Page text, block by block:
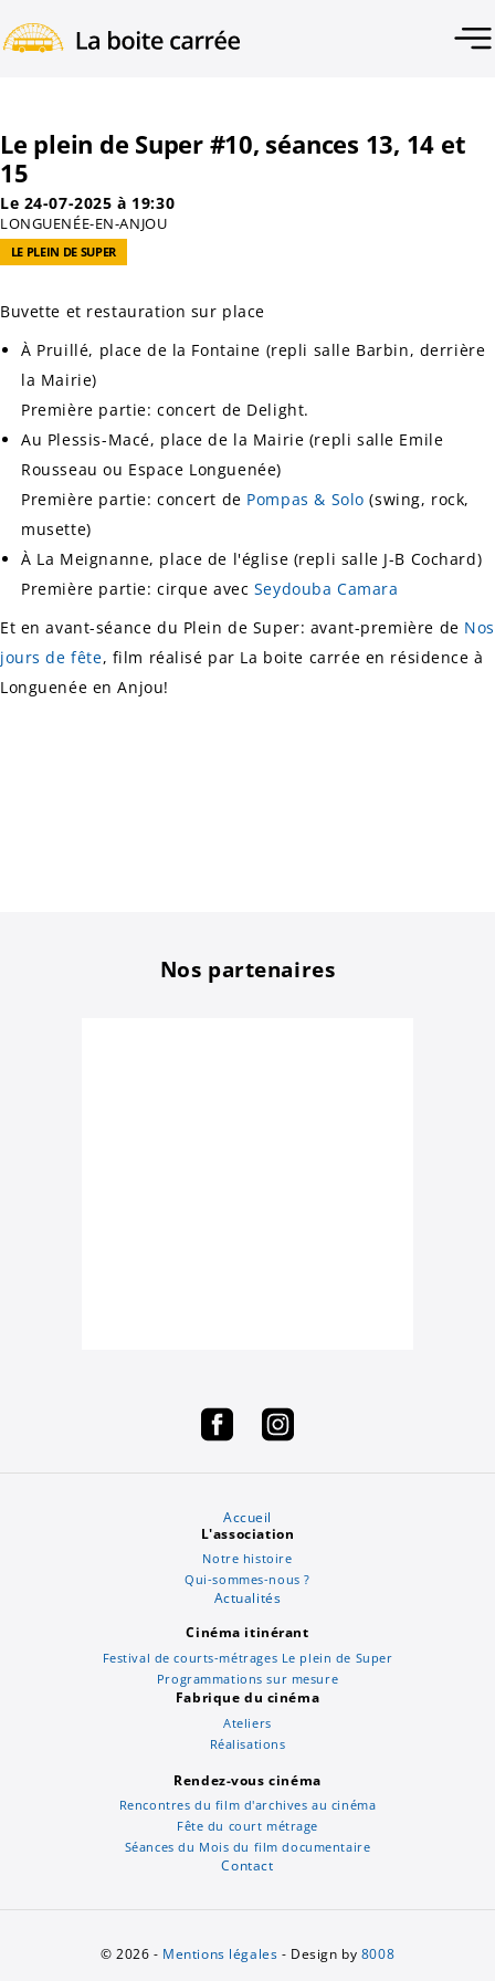
Le plein de Super #10, séances 13, 14 et
15
Le 24-07-2025 à 19:30
LONGUENÉE-EN-ANJOU
LE PLEIN DE SUPER
Buvette et restauration sur place
À Pruillé, place de la Fontaine (repli salle Barbin, derrière
la Mairie)
Première partie: concert de Delight.
Au Plessis-Macé, place de la Mairie (repli salle Emile
Rousseau ou Espace Longuenée)
Première partie: concert de Pompas & Solo (swing, rock,
musette)
À La Meignanne, place de l'église (repli salle J-B Cochard)
Première partie: cirque avec Seydouba Camara
Et en avant-séance du Plein de Super: avant-première de Nos
jours de fête, film réalisé par La boite carrée en résidence à
Longuenée en Anjou!
Nos partenaires
Accueil
L'association
Notre histoire
Qui-sommes-nous ?
Actualités
Cinéma itinérant
Festival de courts-métrages Le plein de Super
Programmations sur mesure
Fabrique du cinéma
Ateliers
Réalisations
Rendez-vous cinéma
Rencontres du film d'archives au cinéma
Fête du court métrage
Séances du Mois du film documentaire
Contact
© 2026 - Mentions légales - Design by 8008